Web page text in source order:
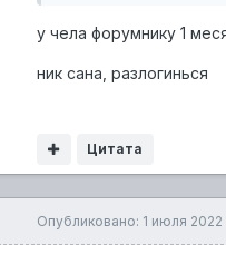
у чела форумнику 1
ник сана, разлогинься
Цитата
Опубликовано: 1 июля 2022